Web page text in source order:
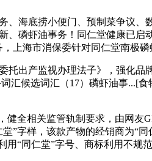
海底捞小便门、预制菜争议、
磷虾油事务！同仁堂健康已启
上海市消保委针对同仁堂南极磷
出产监视办理法子》，强化品
候选词汇（17）磷虾油事...[
全相关监管轨制要求，由网友
”字样，该款产物的经销商为“
“同仁堂”字号、商标利用不